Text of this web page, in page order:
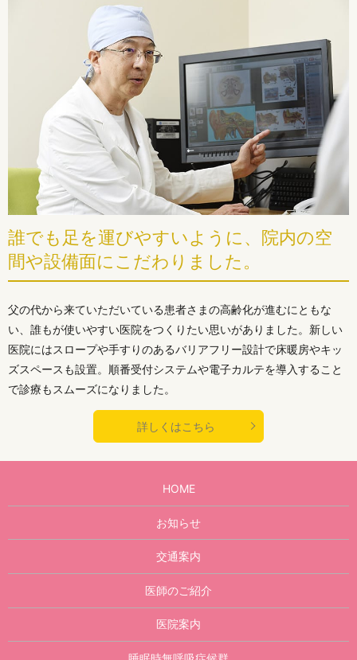
誰でも足を運びやすいように、院内の空
間や設備面にこだわりました。
父の代から来ていただいている患者さまの高齢化が進むにともな
い、誰もが使いやすい医院をつくりたい思いがありました。新しい
医院にはスロープや手すりのあるバリアフリー設計で床暖房やキッ
ズスペースも設置。順番受付システムや電子カルテを導入すること
で診療もスムーズになりました。
詳しくはこちら
HOME
お知らせ
交通案内
医師のご紹介
医院案内